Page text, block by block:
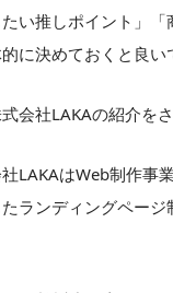
い推しポイント」
に決めておくと良い
会社LAKAの紹介を
LAKAはWeb制作事
ランディングページ